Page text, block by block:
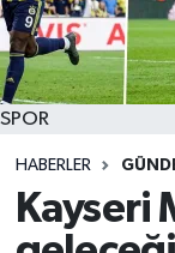
SPOR
HABERLER
Kayseri